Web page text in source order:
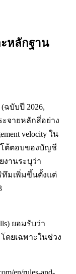
หลักฐาน
(ฉบับปี 2026,
ะจายหลักสี่อย่าง
velocity ใน
โต้ตอบของบัญชี
งานระบุว่า
ทึมเพิ่มขึ้นตั้งแต่
ยอมรับว่า
ดยเฉพาะในช่วง
en/rules-and-